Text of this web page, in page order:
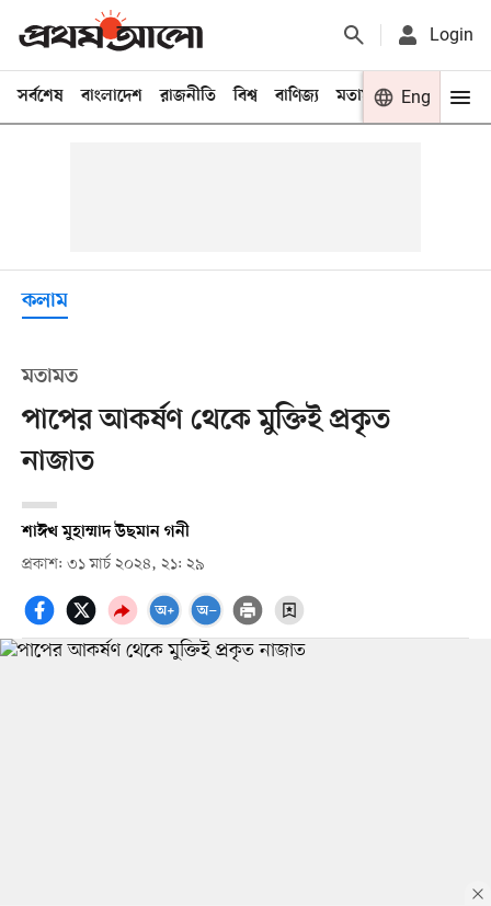
Login
সর্বশেষ বাংলাদেশ রাজনীতি বিশ্ব বাণিজ্য মতামত খেলা
Eng
কলাম
মতামত
পাপের আকর্ষণ থেকে মুক্তিই প্রকৃত
নাজাত
শাঈখ মুহাম্মাদ উছমান গনী
প্রকাশ: ৩১ মার্চ ২০২৪, ২১: ২৯